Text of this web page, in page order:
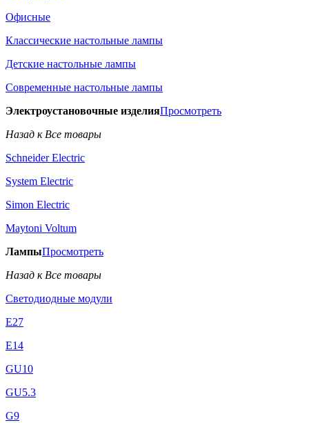
Офисные
Классические настольные лампы
Детские настольные лампы
Современные настольные лампы
Электроустановочные изделияПросмотреть
Назад к Все товары
Schneider Electric
System Electric
Simon Electric
Maytoni Voltum
ЛампыПросмотреть
Назад к Все товары
Светодиодные модули
E27
E14
GU10
GU5.3
G9